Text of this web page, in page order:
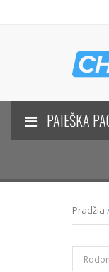
PAIEŠKA
Pradžia